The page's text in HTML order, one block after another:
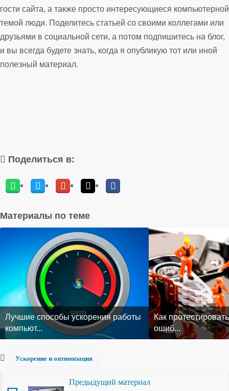
гости сайта, а также просто интересующиеся компьютерной
темой люди. Поделитесь статьей со своими коллегами или
друзьями в социальной сети, а потом подпишитесь на блог,
и вы всегда будете знать, когда я опубликую тот или иной
полезный материал.
Поделиться в:
Материалы по теме
Лучшие способы ускорения работы
компьют...
Как
ошиб...
Ускорение и оптимизация
Предыдущий материал